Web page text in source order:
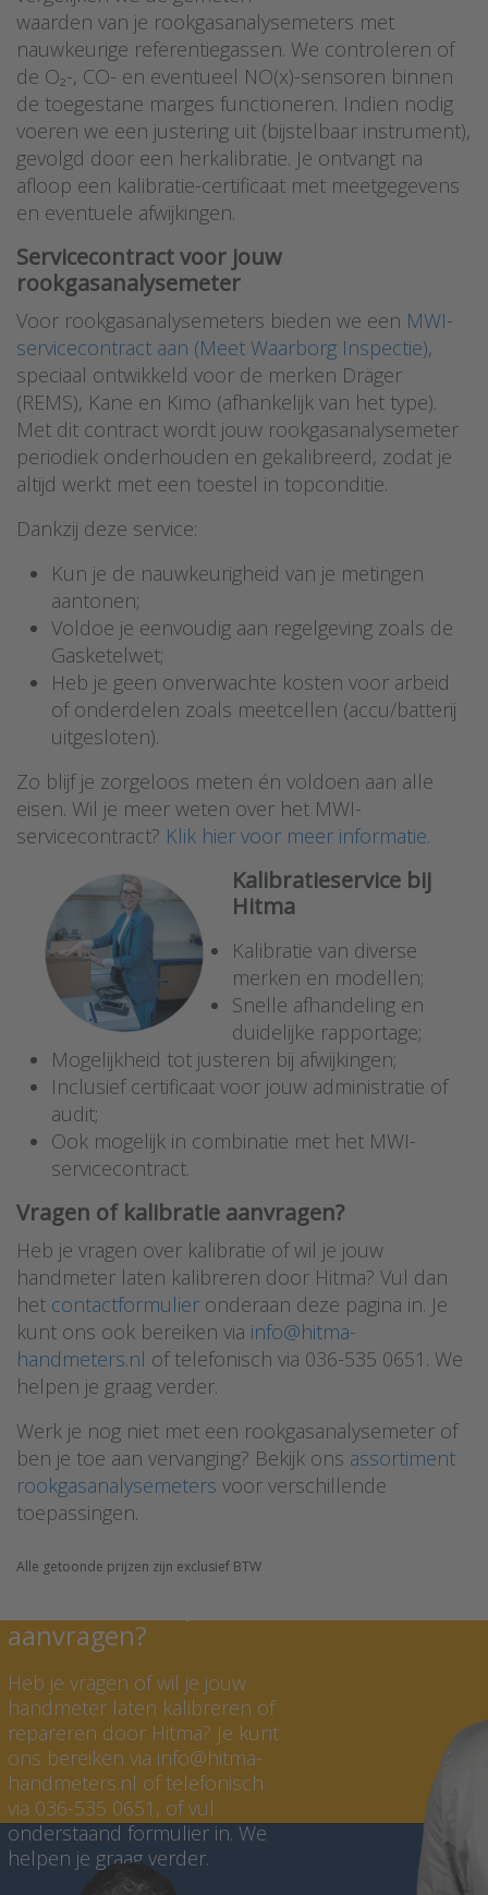
waarden van je rookgasanalysemeters met
nauwkeurige referentiegassen. We controleren of
de O₂-, CO- en eventueel NO(x)-sensoren binnen
de toegestane marges functioneren. Indien nodig
voeren we een justering uit (bijstelbaar instrument),
gevolgd door een herkalibratie. Je ontvangt na
afloop een kalibratie-certificaat met meetgegevens
en eventuele afwijkingen.
Servicecontract voor jouw
rookgasanalysemeter
Voor rookgasanalysemeters bieden we een MWI-
servicecontract aan (Meet Waarborg Inspectie),
speciaal ontwikkeld voor de merken Dräger
(REMS), Kane en Kimo (afhankelijk van het type).
Met dit contract wordt jouw rookgasanalysemeter
periodiek onderhouden en gekalibreerd, zodat je
altijd werkt met een toestel in topconditie.
Dankzij deze service:
Kun je de nauwkeurigheid van je metingen
aantonen;
Voldoe je eenvoudig aan regelgeving zoals de
Gasketelwet;
Heb je geen onverwachte kosten voor arbeid
of onderdelen zoals meetcellen (accu/batterij
uitgesloten).
Zo blijf je zorgeloos meten én voldoen aan alle
eisen. Wil je meer weten over het MWI-
servicecontract? Klik hier voor meer informatie.
Kalibratieservice bij
Hitma
Kalibratie van diverse
merken en modellen;
Snelle afhandeling en
duidelijke rapportage;
Mogelijkheid tot justeren bij afwijkingen;
Inclusief certificaat voor jouw administratie of
audit;
Ook mogelijk in combinatie met het MWI-
servicecontract.
Vragen of kalibratie aanvragen?
Heb je vragen over kalibratie of wil je jouw
handmeter laten kalibreren door Hitma? Vul dan
het contactformulier onderaan deze pagina in. Je
kunt ons ook bereiken via info@hitma-
handmeters.nl of telefonisch via 036-535 0651. We
helpen je graag verder.
Werk je nog niet met een rookgasanalysemeter of
ben je toe aan vervanging? Bekijk ons assortiment
rookgasanalysemeters voor verschillende
toepassingen.
Alle getoonde prijzen zijn exclusief BTW
aanvragen?
Heb je vragen of wil je jouw
handmeter laten kalibreren of
repareren door Hitma? Je kunt
ons bereiken via info@hitma-
handmeters.nl of telefonisch
via 036-535 0651, of vul
onderstaand formulier in. We
helpen je graag verder.